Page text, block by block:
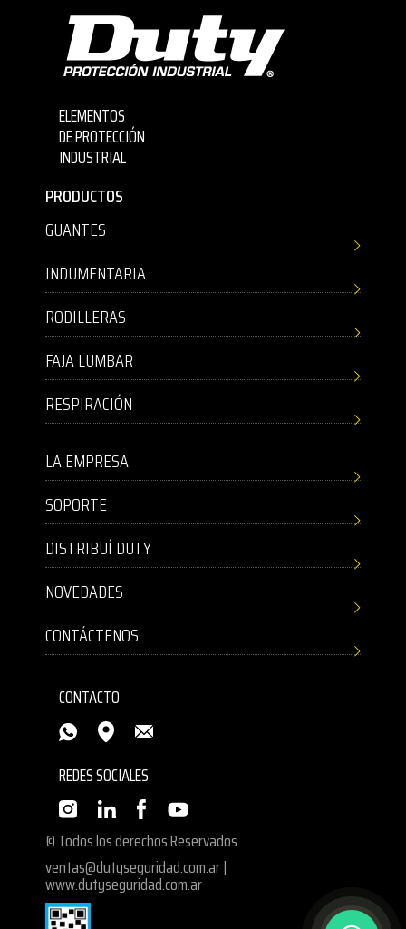
ELEMENTOS
DE PROTECCIÓN
INDUSTRIAL
PRODUCTOS
GUANTES
INDUMENTARIA
RODILLERAS
FAJA LUMBAR
RESPIRACIÓN
LA EMPRESA
SOPORTE
DISTRIBUÍ DUTY
NOVEDADES
CONTÁCTENOS
CONTACTO
REDES SOCIALES
© Todos los derechos Reservados
ventas@dutyseguridad.com.ar|
www.dutyseguridad.com.ar